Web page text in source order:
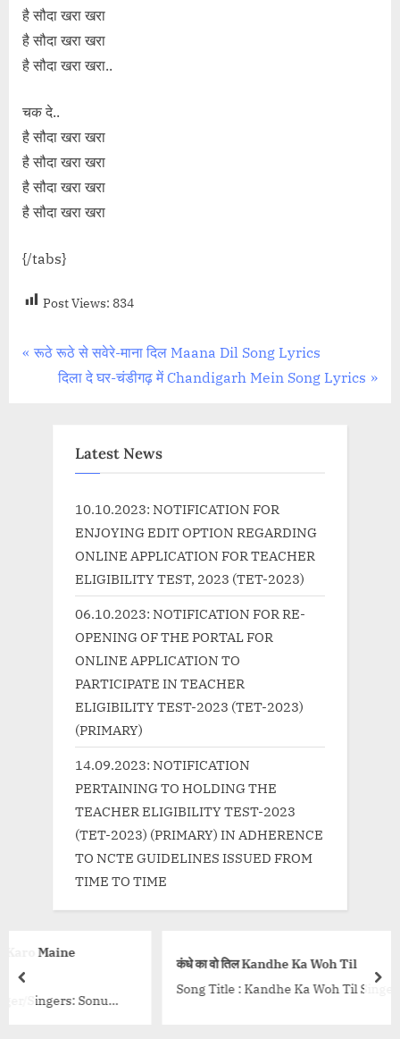
है सौदा खरा खरा
है सौदा खरा खरा
है सौदा खरा खरा..
चक दे..
है सौदा खरा खरा
है सौदा खरा खरा
है सौदा खरा खरा
है सौदा खरा खरा
{/tabs}
Post Views: 834
Post
navigation
P
रूठे रूठे से सवेरे-माना दिल Maana Dil Song Lyrics
N
दिला दे घर-चंडीगढ़ में Chandigarh Mein Song Lyrics
Latest News
10.10.2023: NOTIFICATION FOR
ENJOYING EDIT OPTION REGARDING
ONLINE APPLICATION FOR TEACHER
ELIGIBILITY TEST, 2023 (TET-2023)
06.10.2023: NOTIFICATION FOR RE-
OPENING OF THE PORTAL FOR
ONLINE APPLICATION TO
PARTICIPATE IN TEACHER
ELIGIBILITY TEST-2023 (TET-2023)
(PRIMARY)
14.09.2023: NOTIFICATION
PERTAINING TO HOLDING THE
TEACHER ELIGIBILITY TEST-2023
(TET-2023) (PRIMARY) IN ADHERENCE
TO NCTE GUIDELINES ISSUED FROM
TIME TO TIME
कंधे का वो तिल Kandhe Ka Woh Til
Song Title : Kandhe Ka Woh Til Singer: Sachet
prev